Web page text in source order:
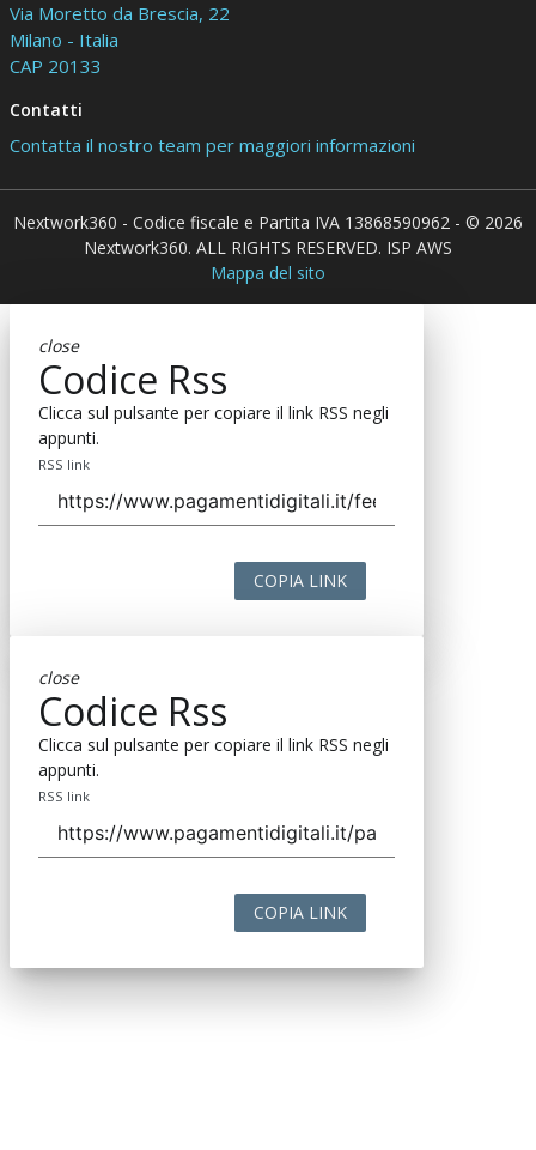
Via Moretto da Brescia, 22
Milano - Italia
CAP 20133
Contatti
Contatta il nostro team per maggiori informazioni
Nextwork360 - Codice fiscale e Partita IVA 13868590962 - © 2026
Nextwork360. ALL RIGHTS RESERVED. ISP AWS
Mappa del sito
close
Codice Rss
Clicca sul pulsante per copiare il link RSS negli
appunti.
RSS link
COPIA LINK
close
Codice Rss
Clicca sul pulsante per copiare il link RSS negli
appunti.
RSS link
COPIA LINK